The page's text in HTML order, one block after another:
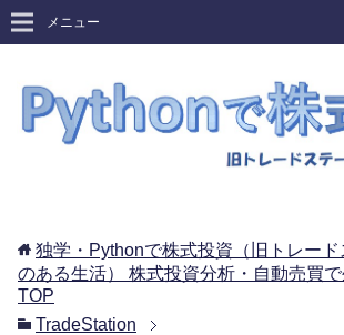
メニュー
独学・Pythonで株式投資（旧トレー
のある生活） 株式投資分析・自動売買
TOP
TradeStation